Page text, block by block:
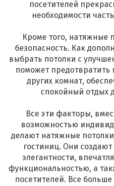
посетителей
необходимости
Кроме того, натяжные
безопасность. Как
выбрать потолки с
поможет
других комнат,
спокойный отдых
Все эти факторы,
возможностью
делают натяжные
гостиниц. Они
элегантности,
функциональностью, а
посетителей. Все